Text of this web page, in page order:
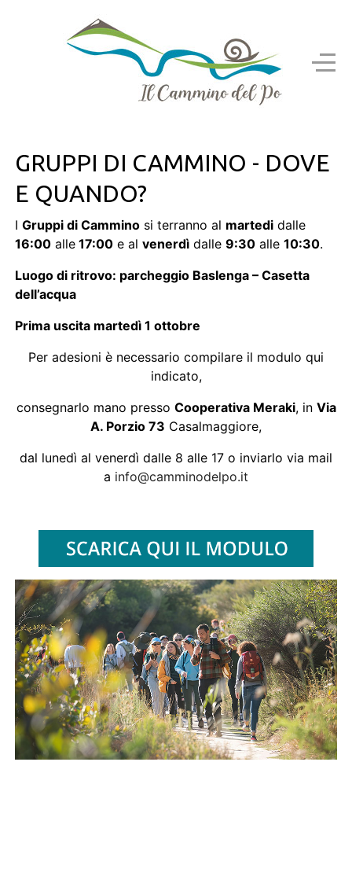
GRUPPI DI CAMMINO - DOVE
E QUANDO?
IGruppi di Cammino si terranno al martedi dalle
16:00 alle 17:00 e alvenerdì dalle9:30 alle10:30.
Luogo di ritrovo: parcheggio Baslenga – Casetta
dell’acqua
Prima uscita martedì 1 ottobre
Per adesioni è necessario compilare il modulo qui
indicato,
consegnarlo mano presso Cooperativa Meraki, in Via
A. Porzio 73 Casalmaggiore,
dal lunedì al venerdì dalle 8 alle 17 o inviarlo via mail
a info@camminodelpo.it